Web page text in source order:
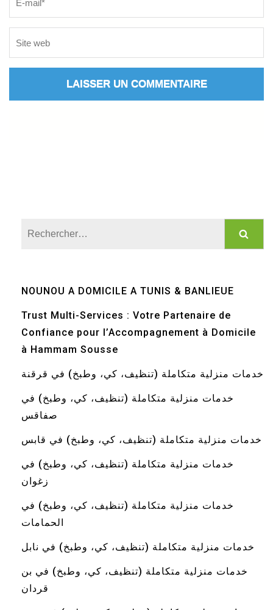
NOUNOU A DOMICILE A TUNIS & BANLIEUE
Trust Multi-Services : Votre Partenaire de
Confiance pour l’Accompagnement à Domicile
à Hammam Sousse
خدمات منزلية متكاملة (تنظيف، كي، وطبخ) في قرقنة
خدمات منزلية متكاملة (تنظيف، كي، وطبخ) في
صفاقس
خدمات منزلية متكاملة (تنظيف، كي، وطبخ) في قابس
خدمات منزلية متكاملة (تنظيف، كي، وطبخ) في
زغوان
خدمات منزلية متكاملة (تنظيف، كي، وطبخ) في
الحمامات
خدمات منزلية متكاملة (تنظيف، كي، وطبخ) في نابل
خدمات منزلية متكاملة (تنظيف، كي، وطبخ) في بن
قردان